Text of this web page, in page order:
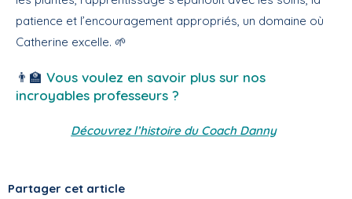
patience et l’encouragement appropriés, un domaine où
Catherine excelle. 🌱
👨‍🏫 Vous voulez en savoir plus sur nos
incroyables professeurs ?
Découvrez l’histoire du Coach Danny
Partager cet article